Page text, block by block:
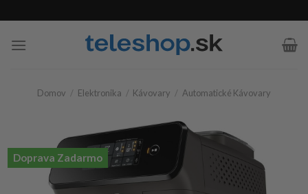
to
content
Domov / Elektronika / Kávovary / Automatické Kávovary
Doprava Zadarmo